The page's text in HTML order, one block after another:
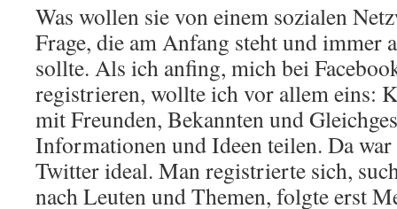
Was wollen sie von einem sozialen
Frage, die am Anfang steht und immer
sollte. Als ich anfing, mich bei
registrieren, wollte ich vor allem eins:
mit Freunden, Bekannten und
Informationen und Ideen teilen. Da
Twitter ideal. Man registrierte sich,
nach Leuten und Themen, folgte erst